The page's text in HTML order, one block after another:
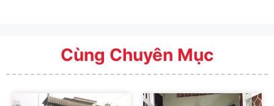
Cùng Chuyên Mục